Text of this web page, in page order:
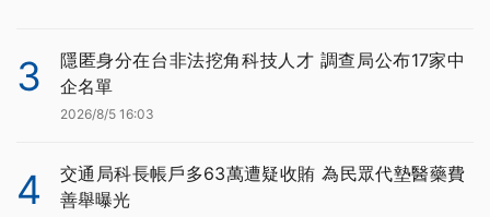
3
隱匿身分在台非法挖角科技人才 調查局公布17家中
企名單
2026/8/5 16:03
4
交通局科長帳戶多63萬遭疑收賄 為民眾代墊醫藥費
善舉曝光